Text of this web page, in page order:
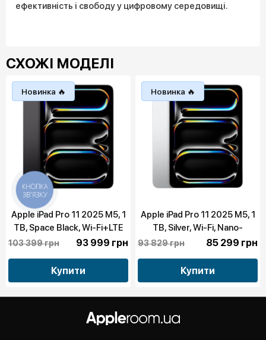
ефективність і свободу у цифровому середовищі.
СХОЖІ МОДЕЛІ
Новинка 🔥
Apple iPad Pro 11 2025 M5, 1
TB, Space Black, Wi-Fi+LTE
(ME2U4)
103 399 грн 93 999 грн
Купити
Новинка 🔥
Apple iPad Pro 11 2025 M5, 1
TB, Silver, Wi-Fi, Nano-
Texture Glass (MDWT4)
93 829 грн 85 299 грн
Купити
КНОПКА
ЗВ'ЯЗКУ